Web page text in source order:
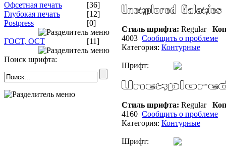
Офсетная печать
[36]
Глубокая печать
[12]
Postpress
[0]
ГОСТ, ОСТ [11]
Поиск шрифта:
Стиль шрифта: Regular
4003 Сообщить о проблеме
Категория: Контурные
Шрифт:
Стиль шрифта: Regular
4160 Сообщить о проблеме
Категория: Контурные
Шрифт: